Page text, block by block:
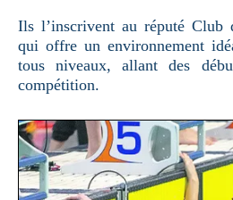
Ils l’inscrivent au réputé Club
qui offre un environnement
tous niveaux, allant des
compétition.